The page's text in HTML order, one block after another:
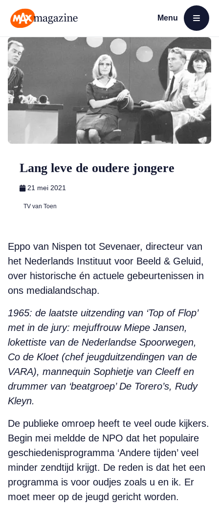
Menu
Open menu
Lang leve de oudere jongere
21 mei 2021
TV van Toen
Eppo van Nispen tot Sevenaer, directeur van
het Nederlands Instituut voor Beeld & Geluid,
over historische én actuele gebeurtenissen in
ons medialandschap.
1965: de laatste uitzending van ‘Top of Flop’
met in de jury: mejuffrouw Miepe Jansen,
lokettiste van de Nederlandse Spoorwegen,
Co de Kloet (chef jeugduitzendingen van de
VARA), mannequin Sophietje van Cleeff en
drummer van ‘beatgroep’ De Torero’s, Rudy
Kleyn.
De publieke omroep heeft te veel oude kijkers.
Begin mei meldde de NPO dat het populaire
geschiedenisprogramma ‘Andere tijden’ veel
minder zendtijd krijgt. De reden is dat het een
programma is voor oudjes zoals u en ik. Er
moet meer op de jeugd gericht worden.